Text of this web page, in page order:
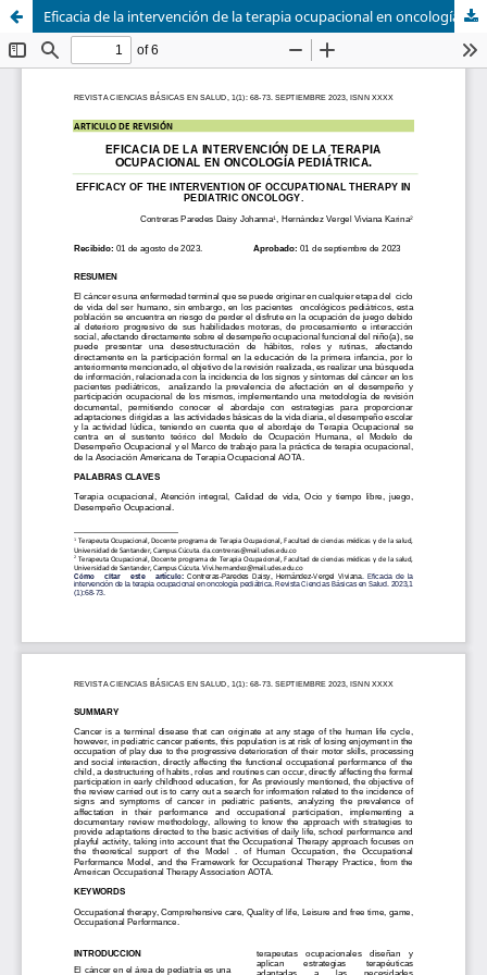
Eficacia de la intervención de la terapia ocupacional en oncología pediátrica